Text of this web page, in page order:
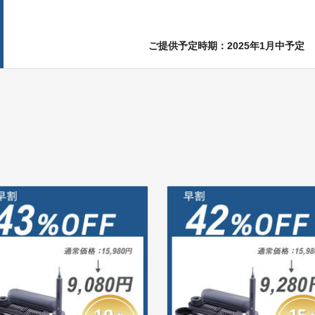
ご提供予定時期：2025年1月中予定